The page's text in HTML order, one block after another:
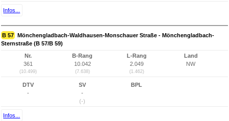
Infos...
B 57 Mönchengladbach-Waldhausen-Monschauer Straße - Mönchengladbach-
Sternstraße (B 57/B 59)
Nr.
361
(10.499)
B-Rang
10.042
(7.638)
L-Rang
2.049
(1.462)
Land
NW
DTV
-
SV
-
(-)
BPL
Infos...